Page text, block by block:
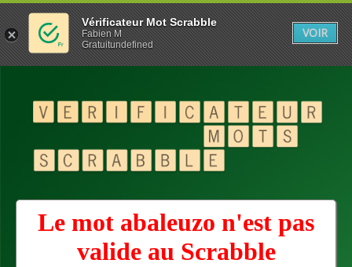
Le mot abaleuzo n'est pas
valide au Scrabble
Vérificateur Mot Scrabble
Fabien M
Gratuitundefined
VOIR